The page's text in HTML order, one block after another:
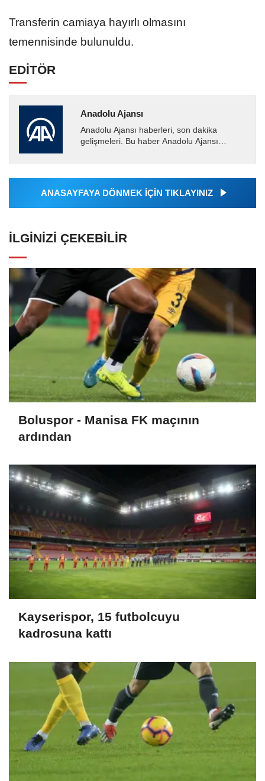
Transferin camiaya hayırlı olmasını
temennisinde bulunuldu.
EDİTÖR
Anadolu Ajansı
Anadolu Ajansı haberleri, son dakika
gelişmeleri. Bu haber Anadolu Ajansı
tarafından geçilen tüm...
ANASAYFAYA DÖNMEK İÇİN TIKLAYINIZ
İLGINIZI ÇEKEBILIR
Boluspor - Manisa FK maçının
ardından
Kayserispor, 15 futbolcuyu
kadrosuna kattı